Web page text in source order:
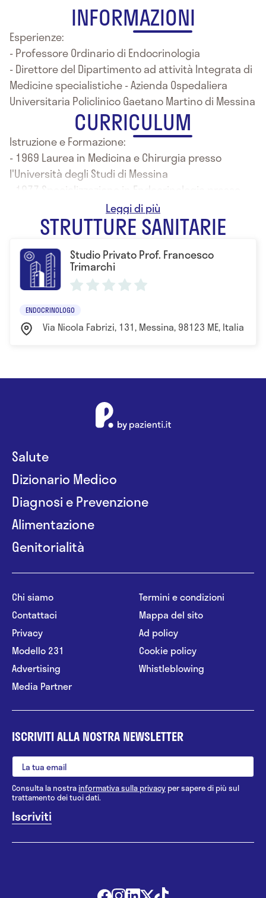
INFORMAZIONI
Esperienze:
- Professore Ordinario di Endocrinologia
- Direttore del Dipartimento ad attività Integrata di
Medicine specialistiche - Azienda Ospedaliera
Universitaria Policlinico Gaetano Martino di Messina
CURRICULUM
Istruzione e Formazione:
- 1969 Laurea in Medicina e Chirurgia presso
l'Università degli Studi di Messina
- 1977 Specializzazione in Endocrinologia presso
l'Università degli Studi di Catania
STRUTTURE SANITARIE
Studio Privato Prof. Francesco
Trimarchi
ENDOCRINOLOGO
Via Nicola Fabrizi, 131, Messina, 98123 ME, Italia
Salute
Dizionario Medico
Diagnosi e Prevenzione
Alimentazione
Genitorialità
Chi siamo
Contattaci
Privacy
Modello 231
Advertising
Media Partner
Termini e condizioni
Mappa del sito
Ad policy
Cookie policy
Whistleblowing
ISCRIVITI ALLA NOSTRA NEWSLETTER
Consulta la nostrainformativa sulla privacy per sapere di più sul
trattamento dei tuoi dati.